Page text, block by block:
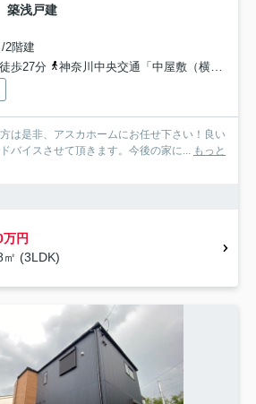
築浅戸建
2階建
歩27分
神奈川中央交通「中屋敷（横浜市瀬谷区）」バス停下車 徒歩6分
は是非、アスカホームにお任せ下さい！良い
バイスさせて頂きます。今後の家に...
もっと
万円
㎡ (3LDK)